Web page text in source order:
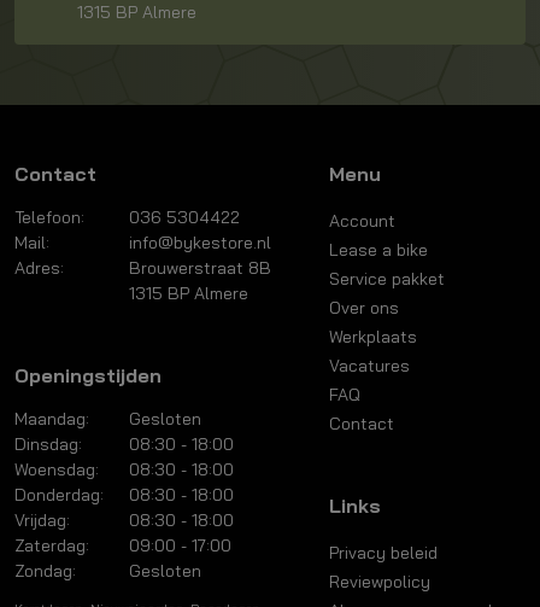
1315 BP Almere
Contact
Telefoon:
036 5304422
Mail:
info@bykestore.nl
Adres:
Brouwerstraat 8B
1315 BP Almere
Openingstijden
Maandag:
Gesloten
Dinsdag:
08:30 - 18:00
Woensdag:
08:30 - 18:00
Donderdag:
08:30 - 18:00
Vrijdag:
08:30 - 18:00
Zaterdag:
09:00 - 17:00
Zondag:
Gesloten
Menu
Account
Lease a bike
Service pakket
Over ons
Werkplaats
Vacatures
FAQ
Contact
Links
Privacy beleid
Reviewpolicy